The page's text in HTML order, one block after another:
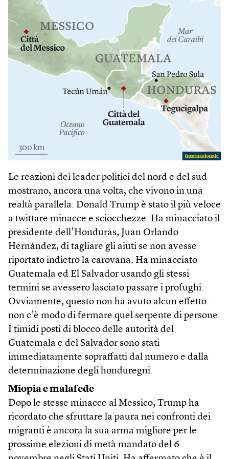
Le reazioni dei leader politici del nord e del sud
mostrano, ancora una volta, che vivono in una
realtà parallela. Donald Trump è stato il più veloce
a twittare minacce e sciocchezze. Ha minacciato il
presidente dell’Honduras, Juan Orlando
Hernández, di tagliare gli aiuti se non avesse
riportato indietro la carovana. Ha minacciato
Guatemala ed El Salvador usando gli stessi
termini se avessero lasciato passare i profughi.
Ovviamente, questo non ha avuto alcun effetto:
non c’è modo di fermare quel serpente di persone.
I timidi posti di blocco delle autorità del
Guatemala e del Salvador sono stati
immediatamente sopraffatti dal numero e dalla
determinazione degli honduregni.
Miopia e malafede
Dopo le stesse minacce al Messico, Trump ha
ricordato che sfruttare la paura nei confronti dei
migranti è ancora la sua arma migliore per le
prossime elezioni di metà mandato del 6